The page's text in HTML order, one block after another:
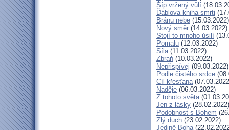
Šíp vržený vůlí
Ďáblova kniha smrti
Bránu nebe (15.03.2022)
Nový směr (14.03.2022)
Stojí to mnoho úsilí
Pomalu (12.03.2022)
Síla(11.03.2022)
Zbraň (10.03.2022)
Nepřispívej (09.03.2022)
Podle čistého srdce
Cíl křesťana
Naděje (06.03.2022)
Z tohoto světa
Jen z lásky (28.02.2022)
Podobnost s Bohem
Zlý duch (23.02.2022)
Jedině Boha